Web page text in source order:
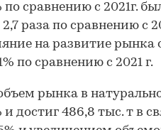
сравнению с 2021г.
раза по сравнению с
на развитие рынка
по сравнению с 2021 г.
объем рынка в
достиг 486,8 тыс. т в